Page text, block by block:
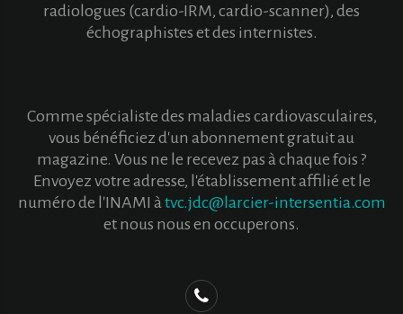
radiologues (cardio-IRM, cardio-scanner), des
échographistes et des internistes.
Comme spécialiste des maladies cardiovasculaires,
vous bénéficiez d'un abonnement gratuit au
magazine. Vous ne le recevez pas à chaque fois ?
Envoyez votre adresse, l'établissement affilié et le
numéro de l'INAMI à tvc.jdc@larcier-intersentia.com
et nous nous en occuperons.